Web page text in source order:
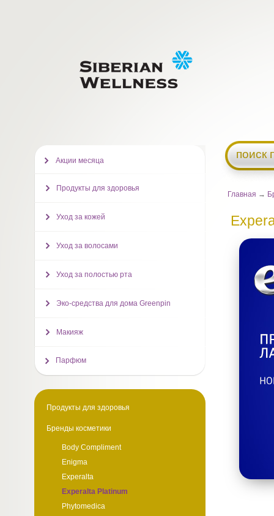
поиск
Главная →
Акции месяца
Продукты для здоровья
Уход за кожей
Уход за волосами
Уход за полостью рта
Эко-средства для дома Greenpin
Макияж
Парфюм
Продукты для здоровья
Бренды косметики
Body Compliment
Enigma
Experalta
Experalta Platinum
Phytomedica